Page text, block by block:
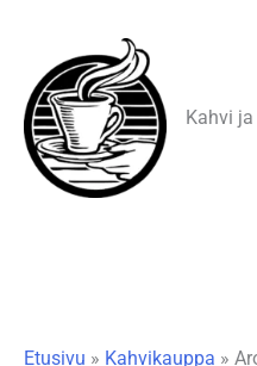
Kahvi
Etusivu » Kahvikauppa »